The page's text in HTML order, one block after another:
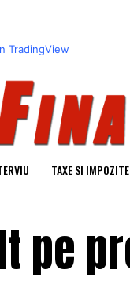
TradingView
TAXE SI IMPOZITE
pe